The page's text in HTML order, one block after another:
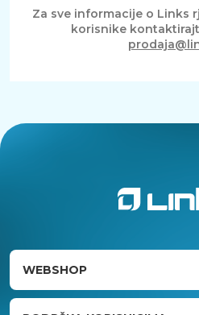
Za sve informacije o Links
korisnike
WEBSHOP